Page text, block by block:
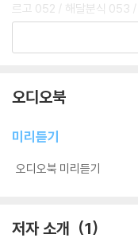
르고 052 / 해달분식 053 /
057 / 지금 여기 이 순간
빛 076 / 무한하고 유한한
여합니다 080 / 오래된 취
83 / 할머니 사랑 086 /
100 / 부드럽고 아름다운
진 나에게 104 / 아버지라
오디오북
미리듣기
오디오북 미리듣기
저자 소개 1